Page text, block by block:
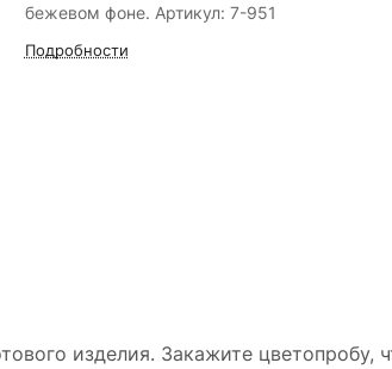
бежевом фоне. Артикул: 7-951
Подробности
изделия. Закажите